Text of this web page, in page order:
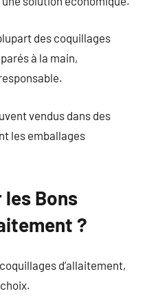
des coquillages
à la main,
vendus dans des
les emballages
les Bons
?
d’allaitement,